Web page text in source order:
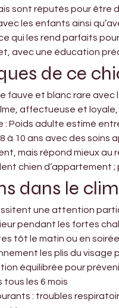
sont réputés pour être
les enfants ainsi
qui les rend parfaits
avec une éducation
de ce
fauve et blanc rare
affectueuse et
: Poids adulte estimé
à 10 ans avec des soins
mais répond mieux
chien d’appartement
dans le
une attention
pendant les fortes
tôt le matin ou en soirée
les plis du visage
équilibrée pour
les 6 mois
: troubles